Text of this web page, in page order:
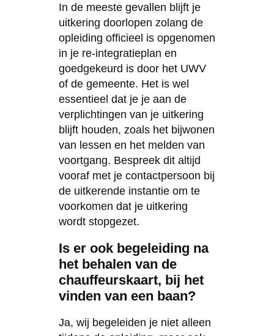
In de meeste gevallen blijft je
uitkering doorlopen zolang de
opleiding officieel is opgenomen
in je re-integratieplan en
goedgekeurd is door het UWV
of de gemeente. Het is wel
essentieel dat je je aan de
verplichtingen van je uitkering
blijft houden, zoals het bijwonen
van lessen en het melden van
voortgang. Bespreek dit altijd
vooraf met je contactpersoon bij
de uitkerende instantie om te
voorkomen dat je uitkering
wordt stopgezet.
Is er ook begeleiding na
het behalen van de
chauffeurskaart, bij het
vinden van een baan?
Ja, wij begeleiden je niet alleen